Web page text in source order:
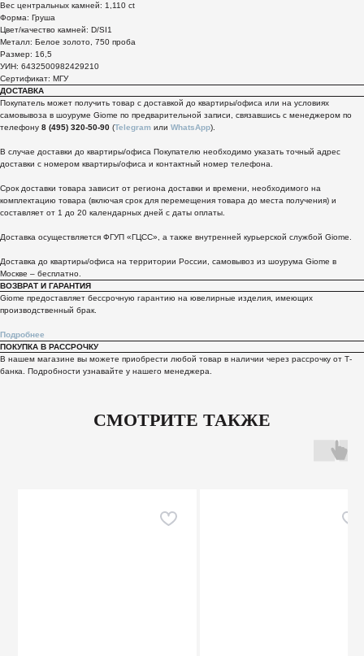
Вес центральных камней: 1,110 ct
Форма: Груша
Цвет/качество камней: D/SI1
Металл: Белое золото, 750 проба
Размер: 16,5
УИН: 6432500982429210
Сертификат: МГУ
ДОСТАВКА
Покупатель может получить товар с доставкой до квартиры/офиса или на условиях
самовывоза в шоуруме Giome по предварительной записи, связавшись с менеджером по
телефону 8 (495) 320-50-90 (Telegram или WhatsApp).
В случае доставки до квартиры/офиса Покупателю необходимо указать точный адрес
доставки с номером квартиры/офиса и контактный номер телефона.
Срок доставки товара зависит от региона доставки и времени, необходимого на
комплектацию товара (включая срок для перемещения товара до места получения) и
составляет от 1 до 20 календарных дней с даты оплаты.
Доставка осуществляется ФГУП «ГЦСС», а также внутренней курьерской службой Giome.
Доставка до квартиры/офиса на территории России, самовывоз из шоурума Giome в
Москве – бесплатно.
ВОЗВРАТ И ГАРАНТИЯ
Giome предоставляет бессрочную гарантию на ювелирные изделия, имеющих
производственный брак.
Подробнее
ПОКУПКА В РАССРОЧКУ
В нашем магазине вы можете приобрести любой товар в наличии через рассрочку от Т-
банка. Подробности узнавайте у нашего менеджера.
СМОТРИТЕ ТАКЖЕ